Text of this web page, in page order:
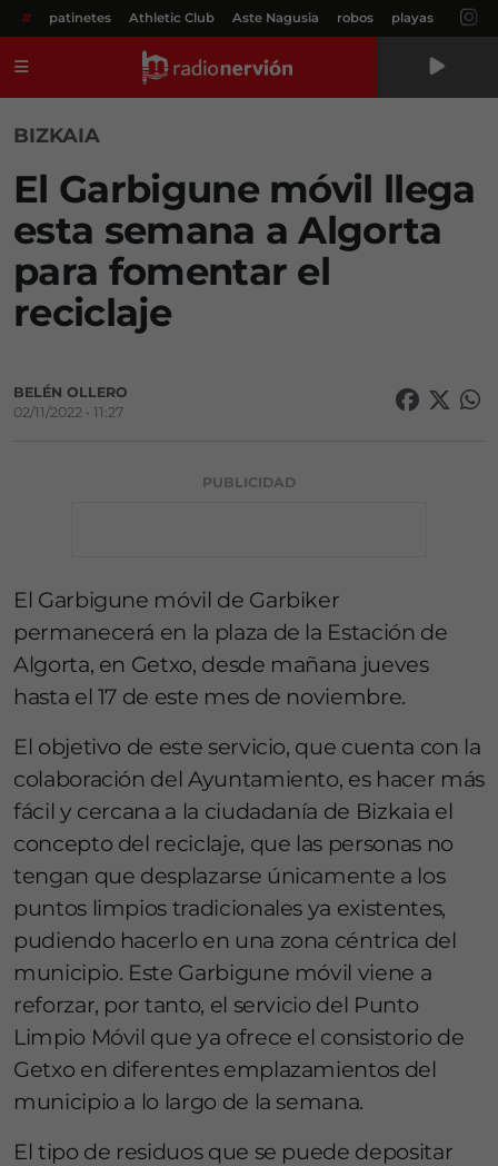
# patinetes Athletic Club Aste Nagusia robos playas
BIZKAIA
El Garbigune móvil llega
esta semana a Algorta
para fomentar el
reciclaje
BELÉN OLLERO
02/11/2022 • 11:27
PUBLICIDAD
El Garbigune móvil de Garbiker
permanecerá en la plaza de la Estación de
Algorta, en Getxo, desde mañana jueves
hasta el 17 de este mes de noviembre.
El objetivo de este servicio, que cuenta con la
colaboración del Ayuntamiento, es hacer más
fácil y cercana a la ciudadanía de Bizkaia el
concepto del reciclaje, que las personas no
tengan que desplazarse únicamente a los
puntos limpios tradicionales ya existentes,
pudiendo hacerlo en una zona céntrica del
municipio. Este Garbigune móvil viene a
reforzar, por tanto, el servicio del Punto
Limpio Móvil que ya ofrece el consistorio de
Getxo en diferentes emplazamientos del
municipio a lo largo de la semana.
El tipo de residuos que se puede depositar